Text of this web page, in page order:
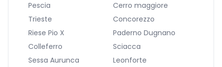
Pescia
Cerro maggiore
Trieste
Concorezzo
Riese Pio X
Paderno Dugnano
Colleferro
Sciacca
Sessa Aurunca
Leonforte